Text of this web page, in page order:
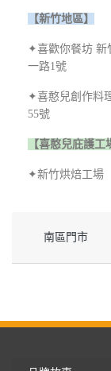
【新竹地區】
✦喜歡你餐坊 新
一路1號
✦喜憨兒創作料
55號
【喜憨兒庇護工
✦新竹烘焙工場
南區門市